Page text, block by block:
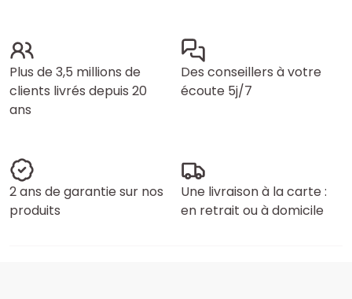
Plus de 3,5 millions de
clients livrés depuis 20
ans
Des conseillers à votre
écoute 5j/7
2 ans de garantie sur nos
produits
Une livraison à la carte :
en retrait ou à domicile